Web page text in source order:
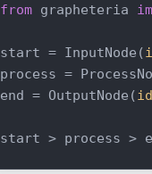
from grapheteria
start = InputNode(
process =
end = OutputNode(id
start > process >